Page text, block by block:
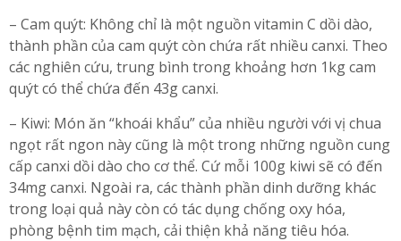
– Cam quýt: Không chỉ là một nguồn vitamin C dồi dào,
thành phần của cam quýt còn chứa rất nhiều canxi. Theo
các nghiên cứu, trung bình trong khoảng hơn 1kg cam
quýt có thể chứa đến 43g canxi.
– Kiwi: Món ăn “khoái khẩu” của nhiều người với vị chua
ngọt rất ngon này cũng là một trong những nguồn cung
cấp canxi dồi dào cho cơ thể. Cứ mỗi 100g kiwi sẽ có đến
34mg canxi. Ngoài ra, các thành phần dinh dưỡng khác
trong loại quả này còn có tác dụng chống oxy hóa,
phòng bệnh tim mạch, cải thiện khả năng tiêu hóa.